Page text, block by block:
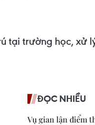
tại trường học, xử
ĐỌC NHIỀU
Vụ gian lận điểm